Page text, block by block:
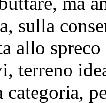
sulla
allo
terreno
categoria,